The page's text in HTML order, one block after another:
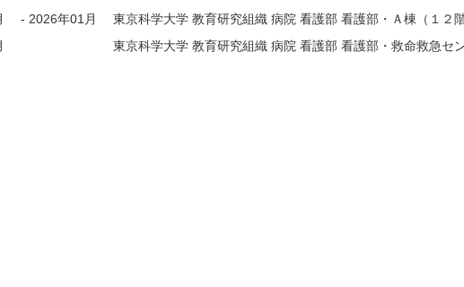
- 2026年01月
東京科学大学 教育研究組織 病院 看護部 看護部・Ａ棟（１２
東京科学大学 教育研究組織 病院 看護部 看護部・救命救急セ